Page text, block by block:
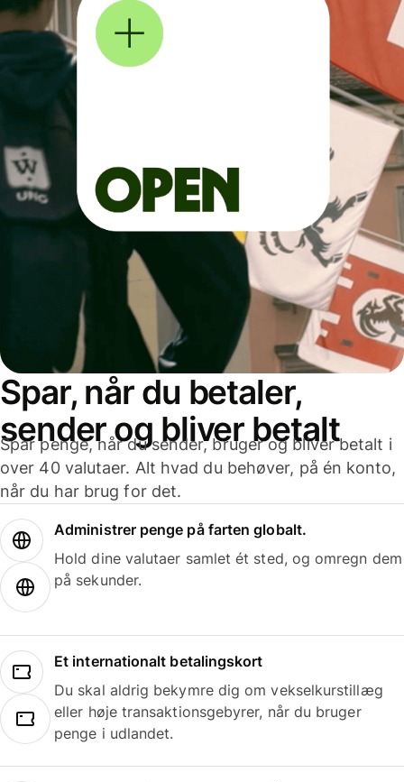
Spar, når du betaler,
sender og bliver betalt
Spar penge, når du sender, bruger og bliver betalt i
over 40 valutaer. Alt hvad du behøver, på én konto,
når du har brug for det.
Administrer penge på farten globalt.
Hold dine valutaer samlet ét sted, og omregn dem
på sekunder.
Et internationalt betalingskort
Du skal aldrig bekymre dig om vekselkurstillæg
eller høje transaktionsgebyrer, når du bruger
penge i udlandet.